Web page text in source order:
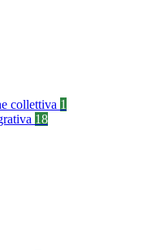
collettiva 1
18